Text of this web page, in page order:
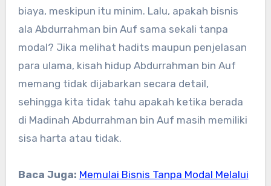
biaya, meskipun itu minim. Lalu, apakah bisnis
ala Abdurrahman bin Auf sama sekali tanpa
modal? Jika melihat hadits maupun penjelasan
para ulama, kisah hidup Abdurrahman bin Auf
memang tidak dijabarkan secara detail,
sehingga kita tidak tahu apakah ketika berada
di Madinah Abdurrahman bin Auf masih memiliki
sisa harta atau tidak.
Baca Juga: Memulai Bisnis Tanpa Modal Melalui